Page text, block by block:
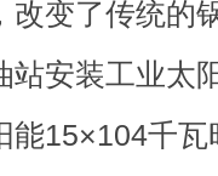
改变了传统的
站安装工业太
能15×104千